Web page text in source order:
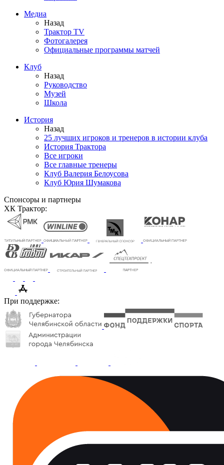
Медиа
Назад
Трактор TV
Фотогалерея
Официальные программы матчей
Клуб
Назад
Руководство
Музей
Школа
История
Назад
25 лучших игроков и тренеров в истории клуба
История Трактора
Все игроки
Все главные тренеры
Клуб Валерия Белоусова
Клуб Юрия Шумакова
Спонсоры и партнеры
ХК Трактор:
При поддержке: